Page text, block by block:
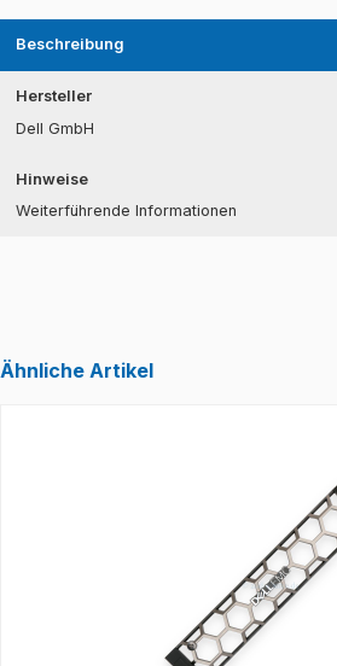
Beschreibung
Hersteller
Dell GmbH
Hinweise
Weiterführende Informationen
Ähnliche Artikel